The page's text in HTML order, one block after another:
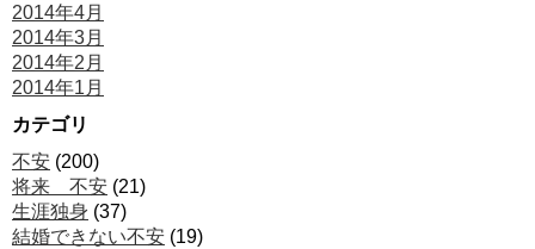
2014年4月
2014年3月
2014年2月
2014年1月
カテゴリ
不安 (200)
将来 不安 (21)
生涯独身 (37)
結婚できない不安 (19)